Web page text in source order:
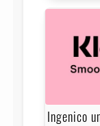
Ingenico